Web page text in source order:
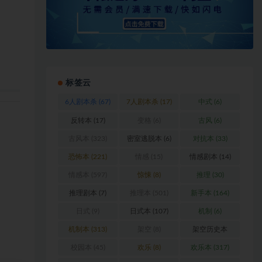
标签云
6人剧本杀 (67) 7人剧本杀 (17) 中式 (6)
反转本 (17) 古风 (6)
密室逃脱本 (6) 对抗本 (33)
恐怖本 (221) 情感剧本 (14)
惊悚 (8) 推理 (30)
推理剧本 (7) 新手本 (164)
日式本 (107) 机制 (6)
机制本 (313) 架空历史本
(102)
欢乐 (8) 欢乐本 (317)